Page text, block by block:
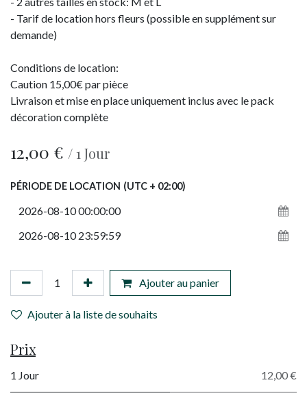
- Tarif de location hors fleurs (possible en supplément sur
demande)
Conditions de location:
Caution 15,00€ par pièce
Livraison et mise en place uniquement inclus avec le pack
décoration complète
12,00 € /1 Jour
PÉRIODE DE LOCATION (UTC + 02:00)
Ajouter au panier
Ajouter à la liste de souhaits
Prix
1 Jour 12,00 €